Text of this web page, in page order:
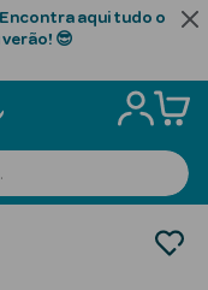
aqui tudo o
😎